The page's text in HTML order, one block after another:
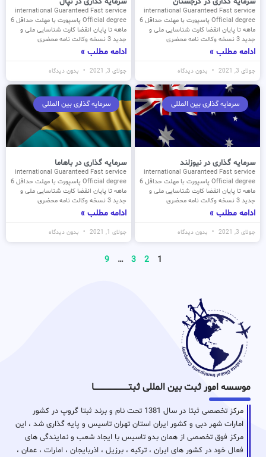
international Guaranteed Fast service
Official degree پاسپورت با مهلت حداقل 6
ماهه تا پایان انقضا کارت شناسایی ملی و
جدید 3 نسخه وکالت نامه محضری
ادامه مطلب »
جولای 3, 2021 بدون دیدگاه
international Guaranteed Fast service
Official degree پاسپورت با مهلت حداقل 6
ماهه تا پایان انقضا کارت شناسایی ملی و
جدید 3 نسخه وکالت نامه محضری
ادامه مطلب »
جولای 3, 2021 بدون دیدگاه
سرمایه گذاری بین المللی
سرمایه گذاری در نیوزلند
international Guaranteed Fast service
Official degree پاسپورت با مهلت حداقل 6
ماهه تا پایان انقضا کارت شناسایی ملی و
جدید 3 نسخه وکالت نامه محضری
ادامه مطلب »
جولای 3, 2021 بدون دیدگاه
سرمایه گذاری بین المللی
سرمایه گذاری در باهاما
international Guaranteed Fast service
Official degree پاسپورت با مهلت حداقل 6
ماهه تا پایان انقضا کارت شناسایی ملی و
جدید 3 نسخه وکالت نامه محضری
ادامه مطلب »
جولای 1, 2021 بدون دیدگاه
1
2
3
…
9
موسسه امور ثبت بین المللی ثبتـــــــــــــــــــــــــــــا
مرکز تخصصی ثبتا در سال 1381 تحت نام و برند ثبتا گروپ در کشور
امارات شهر دبی و کشور ایران استان تهران تاسیس و پایه گذاری شد ، این
مرکز فوق تخصصی از همان بدو تاسیس با ایجاد شعب و نمایندگی های
فعال خود در کشور های ایران ، ترکیه ، برزیل ، اذربایجان ، امارات ، عمان ،